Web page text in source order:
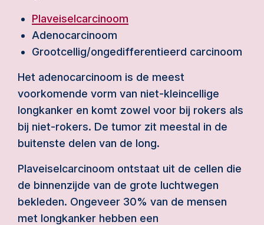
Plaveiselcarcinoom
Adenocarcinoom
Grootcellig/ongedifferentieerd carcinoom
Het adenocarcinoom is de meest
voorkomende vorm van niet-kleincellige
longkanker en komt zowel voor bij rokers als
bij niet-rokers. De tumor zit meestal in de
buitenste delen van de long.
Plaveiselcarcinoom ontstaat uit de cellen die
de binnenzijde van de grote luchtwegen
bekleden. Ongeveer 30% van de mensen
met longkanker hebben een